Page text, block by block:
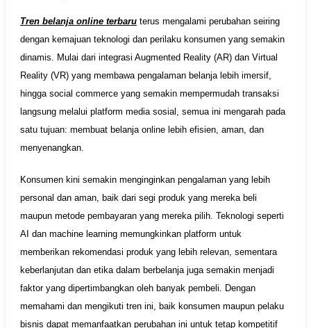
Tren belanja online terbaruterus mengalami perubahan seiring
dengan kemajuan teknologi dan perilaku konsumen yang semakin
dinamis. Mulai dari integrasi Augmented Reality (AR) dan Virtual
Reality (VR) yang membawa pengalaman belanja lebih imersif,
hingga social commerce yang semakin mempermudah transaksi
langsung melalui platform media sosial, semua ini mengarah pada
satu tujuan: membuat belanja online lebih efisien, aman, dan
menyenangkan.
Konsumen kini semakin menginginkan pengalaman yang lebih
personal dan aman, baik dari segi produk yang mereka beli
maupun metode pembayaran yang mereka pilih. Teknologi seperti
AI dan machine learning memungkinkan platform untuk
memberikan rekomendasi produk yang lebih relevan, sementara
keberlanjutan dan etika dalam berbelanja juga semakin menjadi
faktor yang dipertimbangkan oleh banyak pembeli. Dengan
memahami dan mengikuti tren ini, baik konsumen maupun pelaku
bisnis dapat memanfaatkan perubahan ini untuk tetap kompetitif